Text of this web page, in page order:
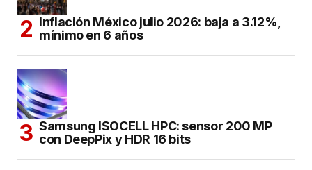
Inflación México julio 2026: baja a 3.12%,
mínimo en 6 años
Samsung ISOCELL HPC: sensor 200 MP
con DeepPix y HDR 16 bits